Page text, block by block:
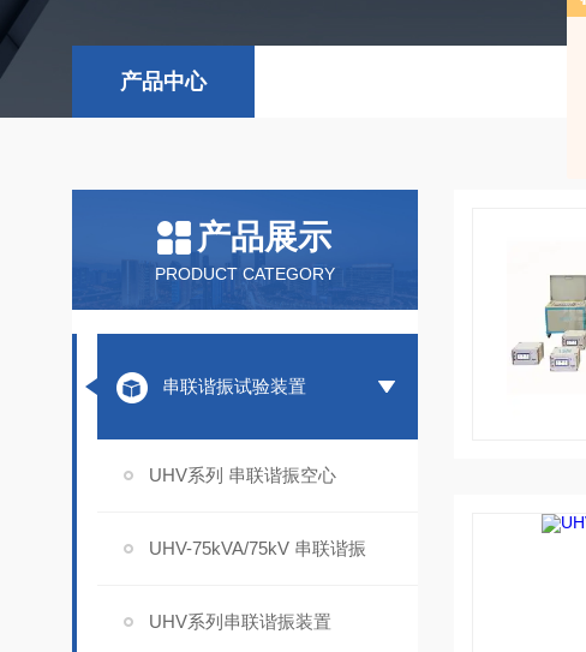
产品中心
产品展示
PRODUCT CATEGORY
串联谐振试验装置
UHV系列 串联谐振空心
UHV-75kVA/75kV 串联谐振
UHV系列串联谐振装置